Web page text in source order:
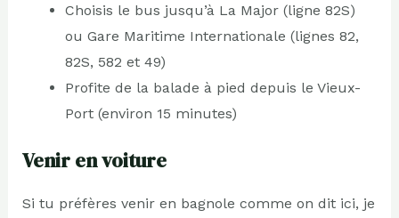
Choisis le bus jusqu’à La Major (ligne 82S)
ou Gare Maritime Internationale (lignes 82,
82S, 582 et 49)
Profite de la balade à pied depuis le Vieux-
Port (environ 15 minutes)
Venir en voiture
Si tu préfères venir en bagnole comme on dit ici, je